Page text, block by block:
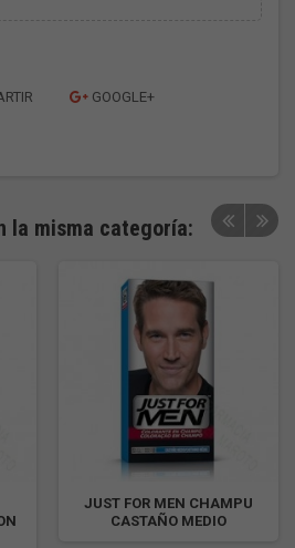
GOOGLE+
la misma categoría:
JUST FOR MEN CHAMPU
CASTAÑO MEDIO